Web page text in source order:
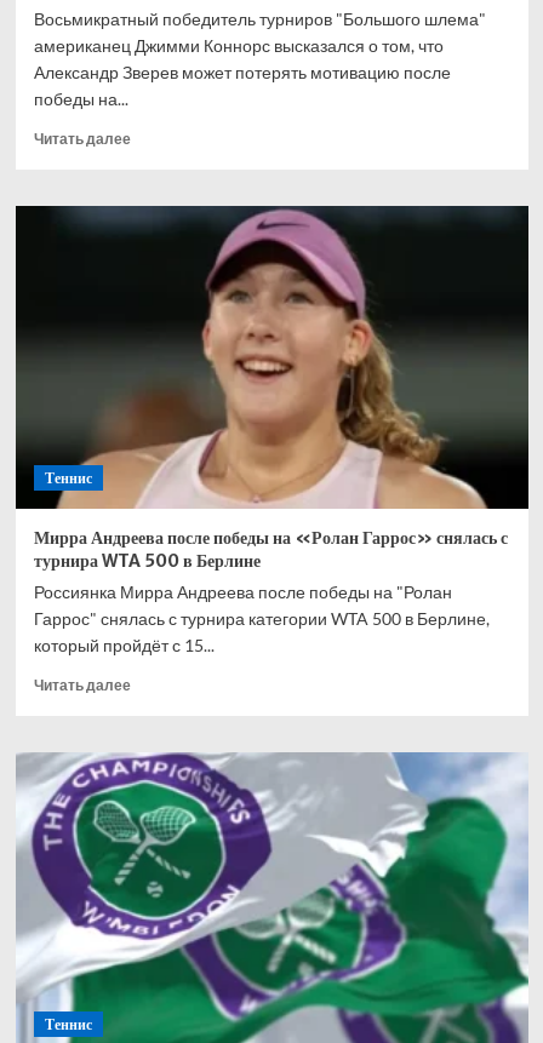
Восьмикратный победитель турниров "Большого шлема"
американец Джимми Коннорс высказался о том, что
Александр Зверев может потерять мотивацию после
победы на...
Читать далееПрочитать
Джимми
Коннорс:
мотивацию
ему
лучше
вообще
играть
до
конца
года
Теннис
Мирра Андреева после победы на «Ролан Гаррос» снялась с
турнира WTA 500 в Берлине
Россиянка Мирра Андреева после победы на "Ролан
Гаррос" снялась с турнира категории WTA 500 в Берлине,
который пройдёт с 15...
Читать далееПрочитать
Мирра
Андреева
после
победы
на
«Ролан
Гаррос»
снялась
с
турнира
Теннис